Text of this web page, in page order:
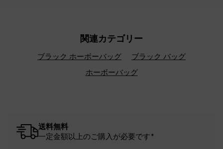
関連カテゴリー
ブラック ホーボーバッグ
ブラック バッグ
ホーボーバッグ
送料無料
一定金額以上のご購入が必要です*